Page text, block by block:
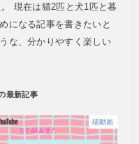
現在は猫2匹と犬1匹と暮
になる記事を書きたいと
な、分かりやすく楽しい
猫動画